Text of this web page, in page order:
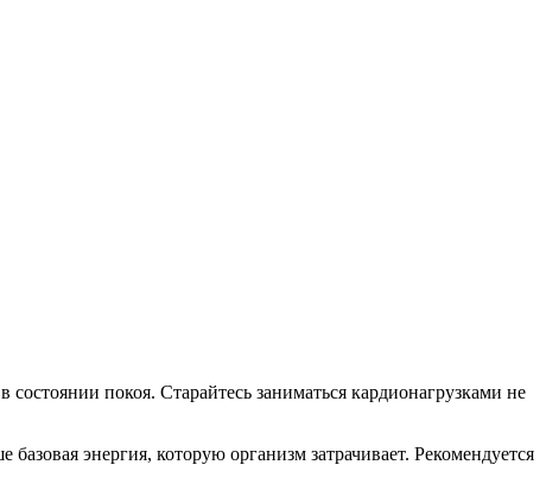
покоя. Старайтесь заниматься кардионагрузками не
энергия, которую организм затрачивает. Рекомендуется